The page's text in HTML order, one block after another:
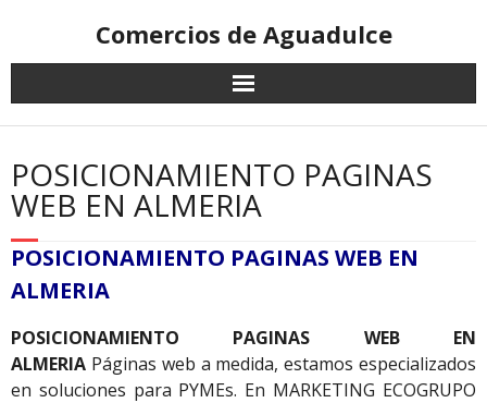
Comercios de Aguadulce
POSICIONAMIENTO PAGINAS
WEB EN ALMERIA
POSICIONAMIENTO PAGINAS WEB EN
ALMERIA
POSICIONAMIENTO PAGINAS WEB EN
ALMERIA Páginas web a medida, estamos especializados
en soluciones para PYMEs. En MARKETING ECOGRUPO